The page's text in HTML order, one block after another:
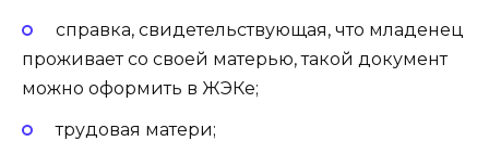
справка, свидетельствующая, что младенец
проживает со своей матерью, такой документ
можно оформить в ЖЭКе;
трудовая матери;